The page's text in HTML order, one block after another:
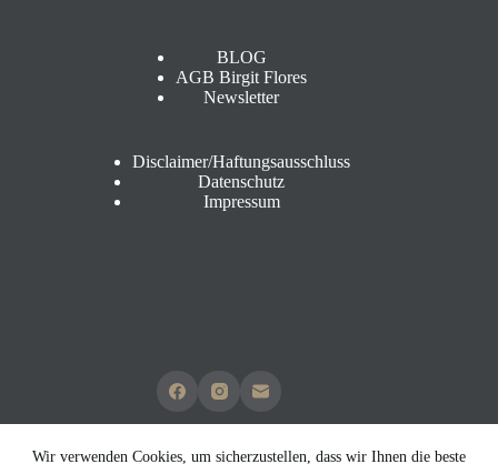
Wir verwenden Cookies, um sicherzustellen, dass wir Ihnen die beste
BLOG
AGB Birgit Flores
Newsletter
Disclaimer/Haftungsausschluss
Datenschutz
Impressum